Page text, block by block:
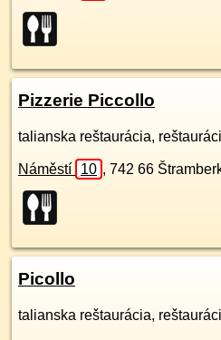
Pizzerie Piccollo
talianska reštaurácia,
Náměstí 10 , 742 66
Picollo
talianska reštaurácia,